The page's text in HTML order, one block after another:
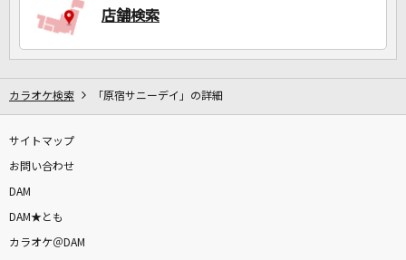
店舗検索
カラオケ検索 「原宿サニーデイ」の詳細
サイトマップ
お問い合わせ
DAM
DAM★とも
カラオケ＠DAM